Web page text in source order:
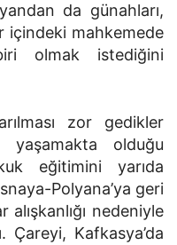
da günahları,
içindeki mahkemede
olmak istediğini
zor gedikler
yaşamakta olduğu
eğitimini yarıda
Polyana’ya geri
nedeniyle
Çareyi, Kafkasya’da